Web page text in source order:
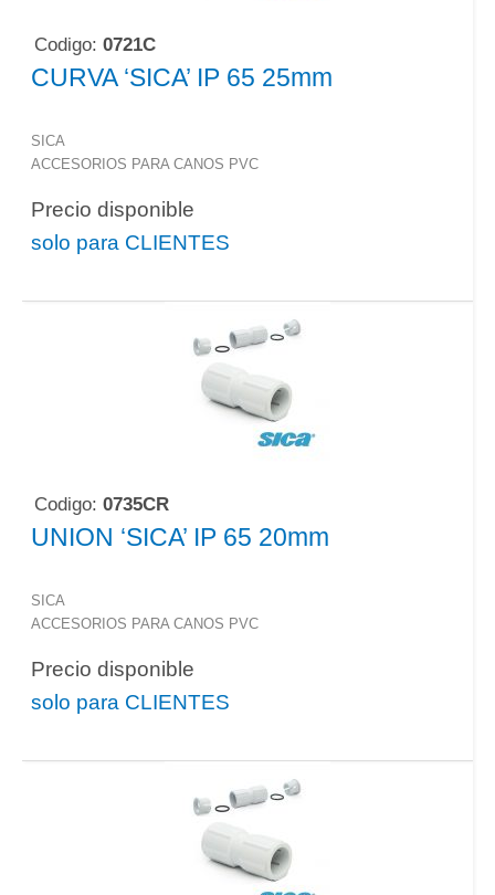
Codigo: 0721C
CURVA ‘SICA’ IP 65 25mm
SICA
ACCESORIOS PARA CANOS PVC
Precio disponible
solo para CLIENTES
Codigo: 0735CR
UNION ‘SICA’ IP 65 20mm
SICA
ACCESORIOS PARA CANOS PVC
Precio disponible
solo para CLIENTES